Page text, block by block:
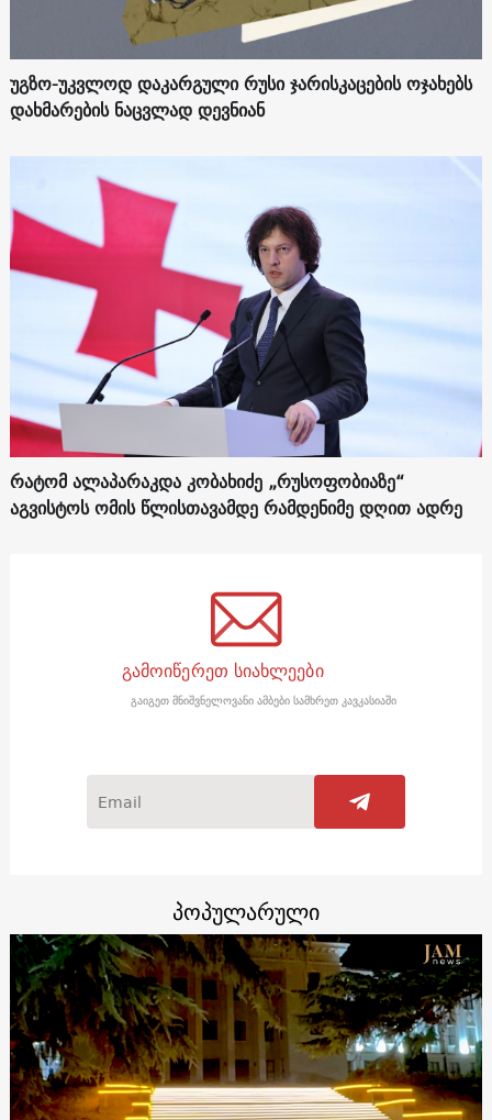
უგზო-უკვლოდ დაკარგული რუსი ჯარისკაცების ოჯახებს
დახმარების ნაცვლად დევნიან
რატომ ალაპარაკდა კობახიძე „რუსოფობიაზე“
აგვისტოს ომის წლისთავამდე რამდენიმე დღით ადრე
გამოიწერეთ სიახლეები
გაიგეთ მნიშვნელოვანი ამბები სამხრეთ კავკასიაში
პოპულარული